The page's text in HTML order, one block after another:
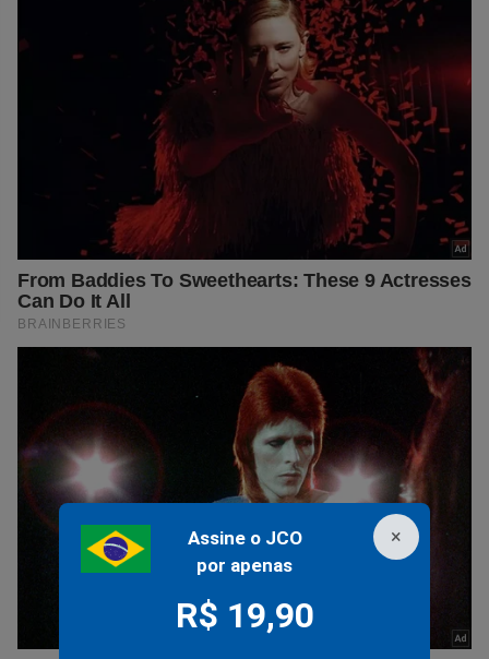
×
Assine o JCO
por apenas
R$ 19,90